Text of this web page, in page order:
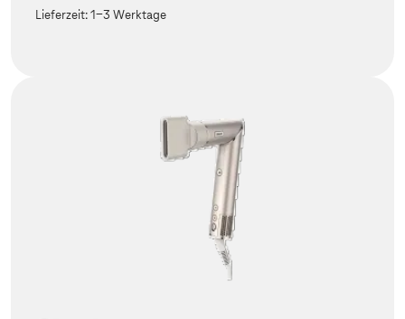
Lieferzeit:1-3 Werktage